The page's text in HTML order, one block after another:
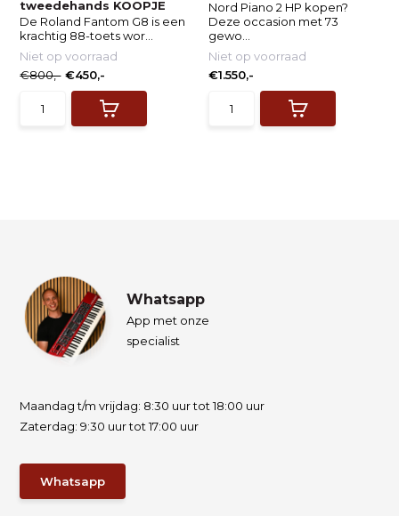
tweedehands KOOPJE
De Roland Fantom G8 is een
krachtig 88-toets wor...
Niet op voorraad
€800,- €450,-
Nord Piano 2 HP kopen?
Deze occasion met 73
gewo...
Niet op voorraad
€1.550,-
Whatsapp
App met onze
specialist
Maandag t/m vrijdag: 8:30 uur tot 18:00 uur
Zaterdag: 9:30 uur tot 17:00 uur
Whatsapp